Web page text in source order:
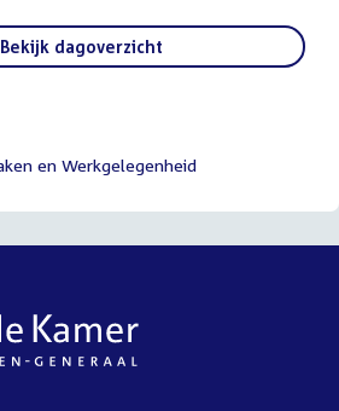
Bekijk dagoverzicht
en Werkgelegenheid